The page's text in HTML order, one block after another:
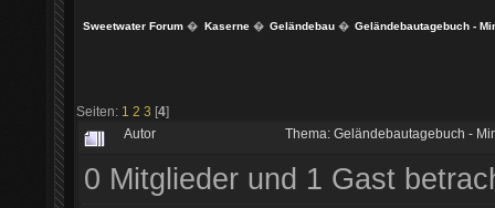
Sweetwater Forum � Kaserne� Geländebau� Geländebautagebuch -
Seiten: 1 2 3 [4]
Autor Thema: Geländebautagebuch -
0 Mitglieder und 1 Gast